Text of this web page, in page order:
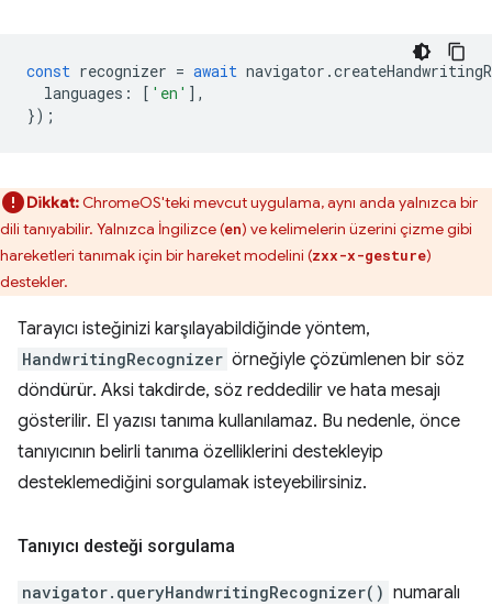
const recognizer = await navigator .
languages : [ 'en' ],
});
Dikkat:ChromeOS'teki mevcut uygulama, aynı anda yalnızca bir
dili tanıyabilir. Yalnızca İngilizce (en) ve kelimelerin üzerini çizme gibi
hareketleri tanımak için bir hareket modelini (zxx-x-gesture)
destekler.
Tarayıcı isteğinizi karşılayabildiğinde yöntem,
HandwritingRecognizer örneğiyle çözümlenen bir söz
döndürür. Aksi takdirde, söz reddedilir ve hata mesajı
gösterilir. El yazısı tanıma kullanılamaz. Bu nedenle, önce
tanıyıcının belirli tanıma özelliklerini destekleyip
desteklemediğini sorgulamak isteyebilirsiniz.
Tanıyıcı desteği sorgulama
navigator.queryHandwritingRecognizer() numaralı